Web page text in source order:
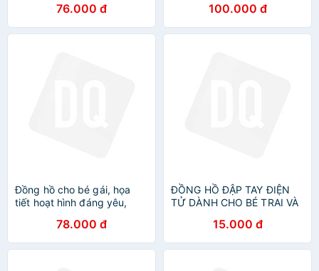
cưng tặng bạn gái
76.000 đ
chibi LED đổi màu
100.000 đ
Đồng hồ cho bé gái, họa
tiết hoạt hình đáng yêu,
hồ trẻ em từ 1 đến 10 tuổi
Xuân Cường Kids
78.000 đ
ĐỒNG HỒ ĐẬP TAY ĐIỆN
TỬ DÀNH CHO BÉ TRAI VÀ
15.000 đ